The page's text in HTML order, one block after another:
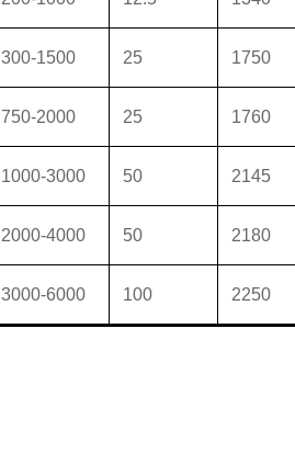
300-1500 25 1750
750-2000 25 1760
1000-3000 50 2145
2000-4000 50 2180
3000-6000 100 2250